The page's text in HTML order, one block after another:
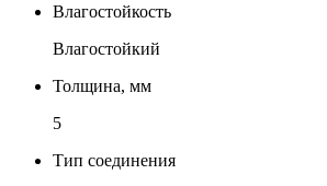
Влагостойкость
Влагостойкий
Толщина, мм
5
Тип соединения